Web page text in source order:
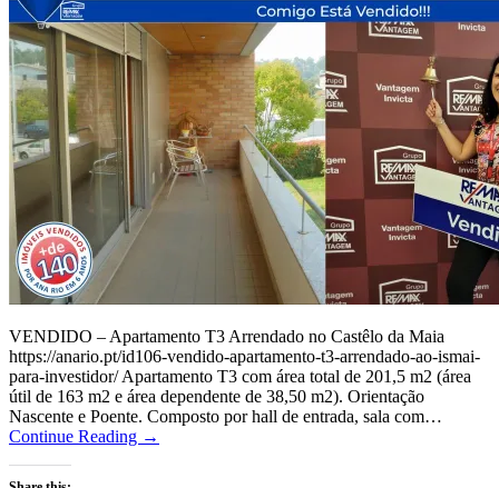
VENDIDO – Apartamento T3 Arrendado no Castêlo da Maia
https://anario.pt/id106-vendido-apartamento-t3-arrendado-ao-ismai-
para-investidor/ Apartamento T3 com área total de 201,5 m2 (área
útil de 163 m2 e área dependente de 38,50 m2). Orientação
Nascente e Poente. Composto por hall de entrada, sala com…
Continue Reading →